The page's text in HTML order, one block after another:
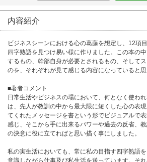
内容紹介
ビジネスシーンにおける心の葛藤を想定し、12項
四字熟語を見つけ易い様に作りました。この本の
するもの、幹部自身が必要とされるもの、そして
のを、それぞれが見て感じる内容になっていると思
■著者コメント
日常生活やビジネスの場において、何となく使わ
は、先人が教訓の中から最大限に短くした心の表
てくれたメッセージを書という形でビジュアルで
感じ、そこから手に出来るパワーや過去の反省、
の決意に役に立てればと思い描く事にしました。
私の実生活においても、常に私の目指す四字熟語を
意識しながら仕事及び私生活を送っています。そ